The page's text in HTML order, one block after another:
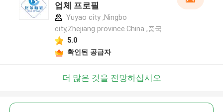
업체 프로필
Yuyao city ,Ningbo
city,Zhejiang province.China ,중국
5.0
확인된 공급자
더 많은 것을 전망하십시오